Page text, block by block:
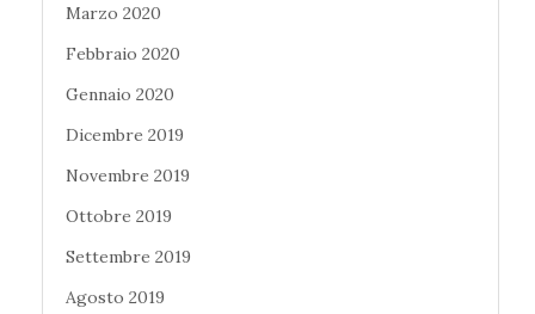
Marzo 2020
Febbraio 2020
Gennaio 2020
Dicembre 2019
Novembre 2019
Ottobre 2019
Settembre 2019
Agosto 2019